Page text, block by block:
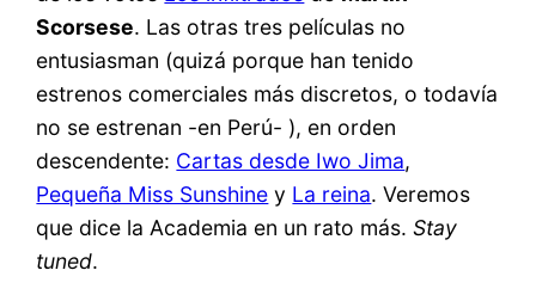
Scorsese. Las otras tres películas no
entusiasman (quizá porque han tenido
estrenos comerciales más discretos, o todavía
no se estrenan -en Perú- ), en orden
descendente: Cartas desde Iwo Jima,
Pequeña Miss Sunshine y La reina. Veremos
que dice la Academia en un rato más.Stay
tuned.